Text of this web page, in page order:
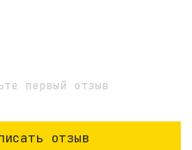
первый отзыв
отзыв